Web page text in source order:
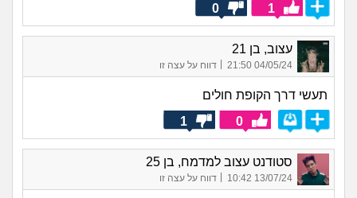
1
0
עצוב, בן 21
04/05/24 21:50 דווח על עצה זו
תעשי דרך הקופת חולים
0
1
סטודנט עצוב למדמח, בן 25
13/07/24 10:42 דווח על עצה זו